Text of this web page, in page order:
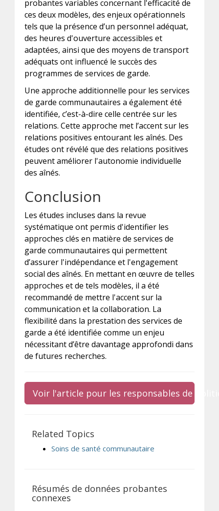
probantes variables concernant l'efficacité de
ces deux modèles, des enjeux opérationnels
tels que la présence d’un personnel adéquat,
des heures d'ouverture accessibles et
adaptées, ainsi que des moyens de transport
adéquats ont influencé le succès des
programmes de services de garde.
Une approche additionnelle pour les services
de garde communautaires a également été
identifiée, c’est-à-dire celle centrée sur les
relations. Cette approche met l’accent sur les
relations positives entourant les aînés. Des
études ont révélé que des relations positives
peuvent améliorer l'autonomie individuelle
des aînés.
Conclusion
Les études incluses dans la revue
systématique ont permis d'identifier les
approches clés en matière de services de
garde communautaires qui permettent
d’assurer l'indépendance et l'engagement
social des aînés. En mettant en œuvre de telles
approches et de tels modèles, il a été
recommandé de mettre l'accent sur la
communication et la collaboration. La
flexibilité dans la prestation des services de
garde a été identifiée comme un enjeu
nécessitant d’être davantage approfondi dans
de futures recherches.
Voir l'article pour les responsables de
Related Topics
Soins de santé communautaire
Résumés de données probantes
connexes